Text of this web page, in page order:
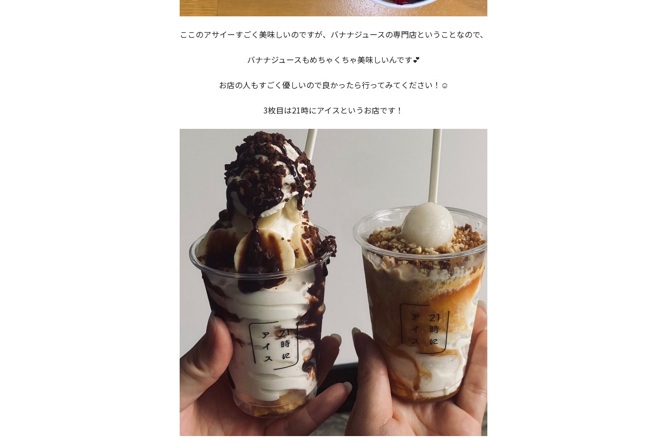
ここのアサイーすごく美味しいのですが、バナナジュースの専門店ということなので、
バナナジュースもめちゃくちゃ美味しいんです︎💕︎
お店の人もすごく優しいので良かったら行ってみてください！☺️
3枚目は21時にアイスというお店です！